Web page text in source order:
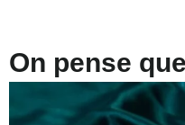
On pense